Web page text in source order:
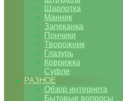
Шарлотка
Манник
Запеканка
Пончики
Творожник
Глазурь
Коврижка
Суфле
РАЗНОЕ
Обзор интернета
Бытовые вопросы